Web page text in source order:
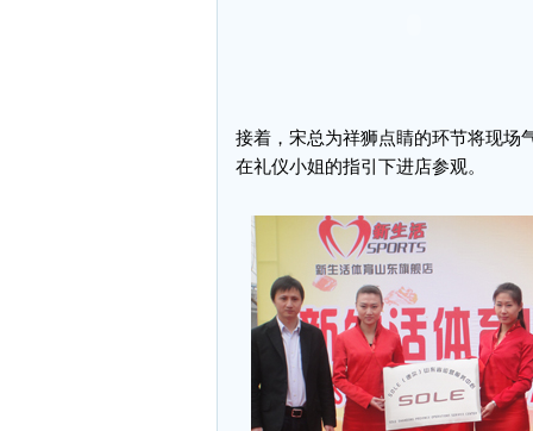
接着，宋总为祥狮点睛的环节将现场
在礼仪小姐的指引下进店参观。